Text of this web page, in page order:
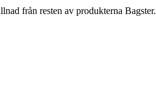
från resten av produkterna Bagster.